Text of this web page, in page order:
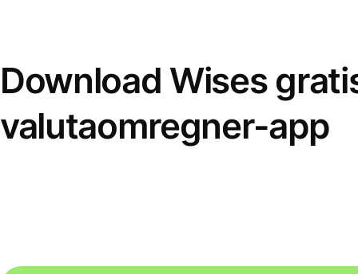
Download Wises
valutaomregner-app